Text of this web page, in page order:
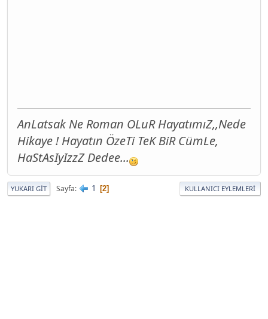
AnLatsak Ne Roman OLuR HayatımıZ,,Nede
Hikaye ! Hayatın ÖzeTi TeK BiR CümLe,
HaStAsIyIzzZ Dedee...
YUKARI GIT Sayfa 1 2 KULLANICI EYLEMLERI